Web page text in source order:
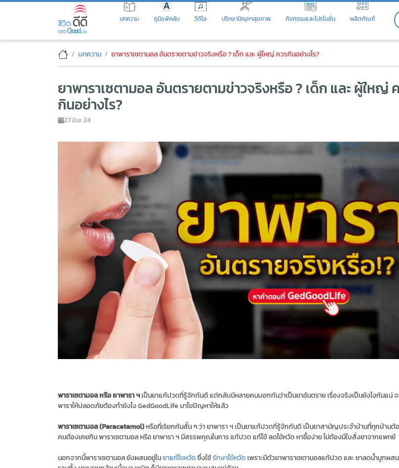
Skip
บทความ ภูมิแพ้คลับ วีดีโอ ปรึกษาปัญหาสุขภาพ กิจกรรมและโปรโมชั่น ผลิตภัณฑ์
ยาพาราเซตามอล อันตรายตามข่าวจริงหรือ ? เด็ก และ ผู้ใ
บทความ ยาพาราเซตามอล อันตรายตามข่าวจริงหรือ ? เด็ก และ ผู้ใหญ่ ควรกินอย่างไร?
ยาพาราเซตามอล อันตรายตามข่าวจริงหรือ ? เด็ก และ ผู้ใหญ่
กินอย่างไร?
27 มิ.ย. 24
พาราเซตามอล หรือ ยาพารา ฯเป็นยาแก้ปวดที่รู้จักกันดี แต่กลับมีหลายคนบอกกันว่าเป็นยาอันตราย เรื่องจริงเป็นยังไงกันแน่ จ
พาราให้ปลอดภัยต้องทำยังไง GedGoodLife มาไขปัญหาให้แล้ว
พาราเซตามอล (Paracetamol) หรือที่เรียกกันสั้น ๆ ว่า ยาพารา ฯ​ เป็นยาแก้ปวดที่รู้จักกันดี เป็นยาสามัญประจำบ้านที่ทุกบ้านต้
คนต้องเคยกิน พาราเซตามอล หรือ ยาพารา ฯ​ มีสรรพคุณในการ แก้ปวด แก้ไข้ ลดไข้หวัด หาซื้อง่าย ไม่ต้องมีใบสั่งยาจากแพทย์​
นอกจากนี้พาราเซตามอล ยังผสมอยู่ในยาแก้ไขหวัด ซึ่งใช้รักษาไข้หวัด เพราะมีตัวยาพาราเซตามอลแก้ปวด และ ยาลดน้ำมูกผส